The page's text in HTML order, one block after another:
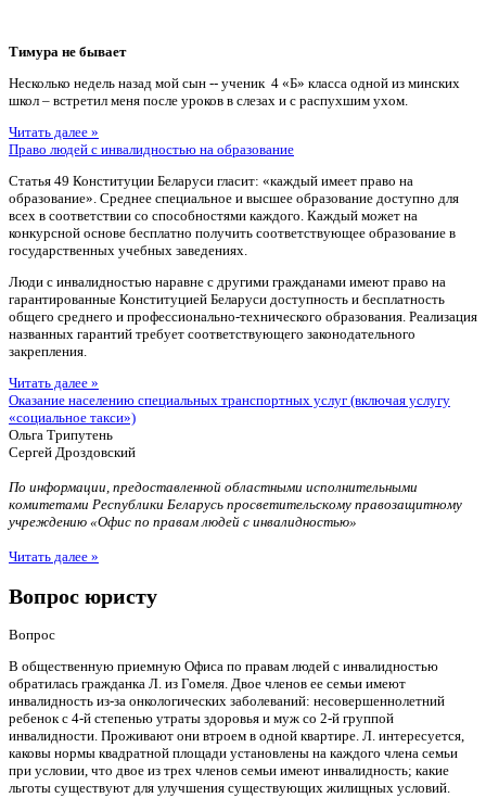
Тимура не бывает
Несколько недель назад мой сын -- ученик 4 «Б» класса одной из минских
школ – встретил меня после уроков в слезах и с распухшим ухом.
Читать далее »
Право людей с инвалидностью на образование
Статья 49 Конституции Беларуси гласит: «каждый имеет право на
образование». Среднее специальное и высшее образование доступно для
всех в соответствии со способностями каждого. Каждый может на
конкурсной основе бесплатно получить соответствующее образование в
государственных учебных заведениях.
Люди с инвалидностью наравне с другими гражданами имеют право на
гарантированные Конституцией Беларуси доступность и бесплатность
общего среднего и профессионально-технического образования. Реализация
названных гарантий требует соответствующего законодательного
закрепления.
Читать далее »
Оказание населению специальных транспортных услуг (включая услугу
«социальное такси»)
Ольга Трипутень
Сергей Дроздовский
По информации, предоставленной областными исполнительными
комитетами Республики Беларусь просветительскому правозащитному
учреждению «Офис по правам людей с инвалидностью»
Читать далее »
Вопрос юристу
Вопрос
В общественную приемную Офиса по правам людей с инвалидностью
обратилась гражданка Л. из Гомеля. Двое членов ее семьи имеют
инвалидность из-за онкологических заболеваний: несовершеннолетний
ребенок с 4-й степенью утраты здоровья и муж со 2-й группой
инвалидности. Проживают они втроем в одной квартире. Л. интересуется,
каковы нормы квадратной площади установлены на каждого члена семьи
при условии, что двое из трех членов семьи имеют инвалидность; какие
льготы существуют для улучшения существующих жилищных условий.